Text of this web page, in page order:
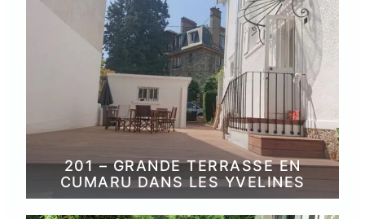
201 – GRANDE TERRASSE EN
CUMARU DANS LES YVELINES